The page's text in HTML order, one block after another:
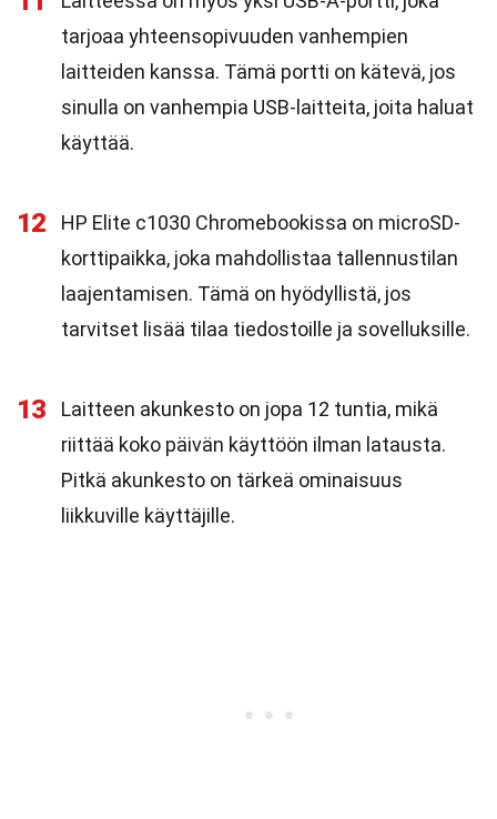
tarjoaa yhteensopivuuden vanhempien
laitteiden kanssa. Tämä portti on kätevä, jos
sinulla on vanhempia USB-laitteita, joita haluat
käyttää.
12
HP Elite c1030 Chromebookissa on microSD-
korttipaikka, joka mahdollistaa tallennustilan
laajentamisen. Tämä on hyödyllistä, jos
tarvitset lisää tilaa tiedostoille ja sovelluksille.
13
Laitteen akunkesto on jopa 12 tuntia, mikä
riittää koko päivän käyttöön ilman latausta.
Pitkä akunkesto on tärkeä ominaisuus
liikkuville käyttäjille.